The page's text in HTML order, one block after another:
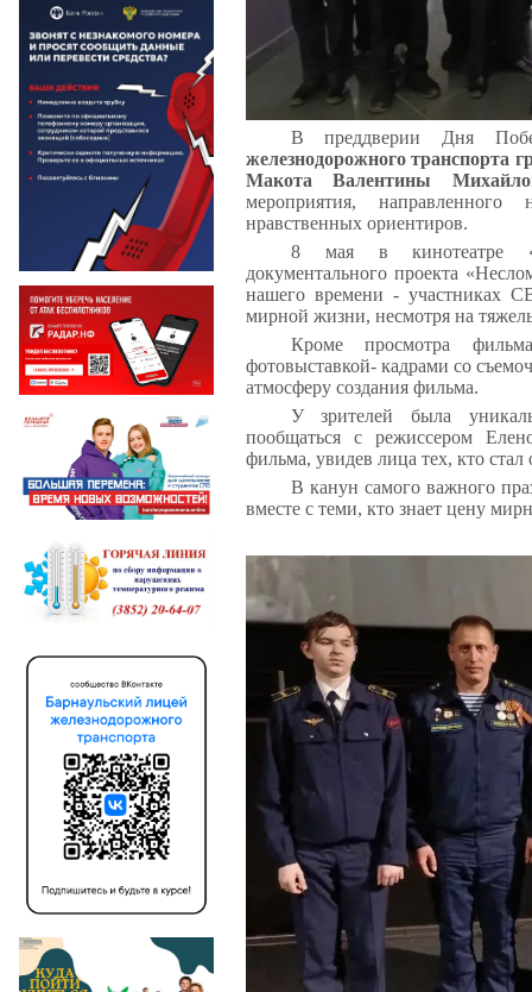
В преддверии Дня
железнодорожного транспорта
Макота Валентины
мероприятия,
нравственных ориентиров.
8 мая в кинотеатре
документального проекта
нашего времени - участниках
мирной жизни, несмотря на
Кроме просмотра
фотовыставкой- кадрами со
атмосферу создания фильма.
У зрителей была
пообщаться с режиссером
фильма, увидев лица тех, кто
В канун самого важного
вместе с теми, кто знает цену